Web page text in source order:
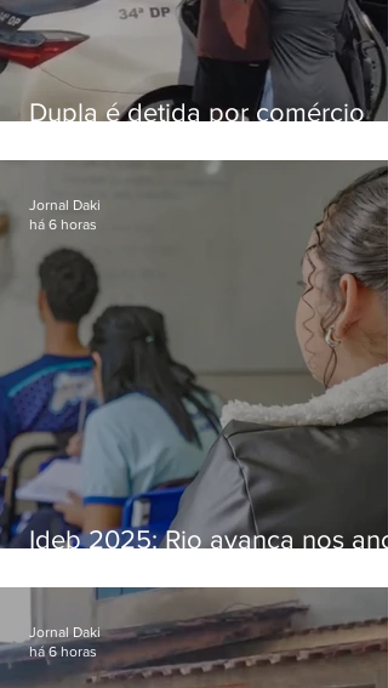
Dupla é detida por comércio
Bangu
Ideb 2025: Rio avança nos
nacional
Jornal Daki
há 6 horas
Jornal Daki
há 6 horas